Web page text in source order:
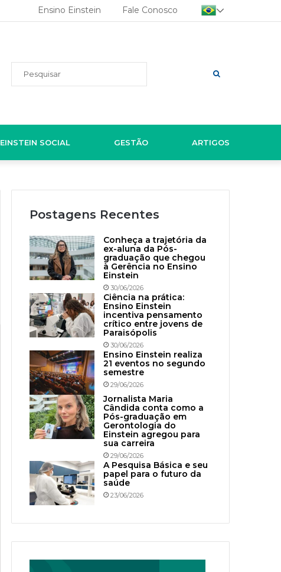
Ensino Einstein Fale Conosco
EINSTEIN SOCIAL GESTÃO ARTIGOS
Postagens Recentes
Conheça a trajetória da
ex-aluna da Pós-
graduação que chegou
à Gerência no Ensino
Einstein
30/06/2026
Ciência na prática:
Ensino Einstein
incentiva pensamento
crítico entre jovens de
Paraisópolis
30/06/2026
Ensino Einstein realiza
21 eventos no segundo
semestre
29/06/2026
Jornalista Maria
Cândida conta como a
Pós-graduação em
Gerontologia do
Einstein agregou para
sua carreira
29/06/2026
A Pesquisa Básica e seu
papel para o futuro da
saúde
23/06/2026